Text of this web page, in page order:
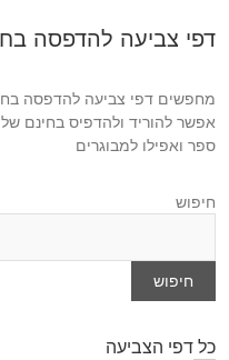
דפי צביעה להדפסה
מחפשים דפי צביעה להדפסה
אפשר להוריד ולהדפיס בחינם
ספר ואפילו למבוגרים
חיפוש
חיפוש
כל דפי הצביעה